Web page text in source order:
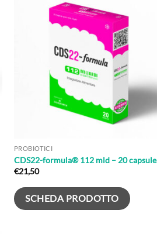
PROBIOTICI
CDS22-formula® 112 mld – 20 capsule
€21,50
SCHEDA PRODOTTO